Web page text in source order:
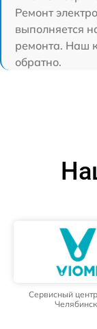
Ремонт
выполняется
ремонта. Наш
обратно.
Сервисный